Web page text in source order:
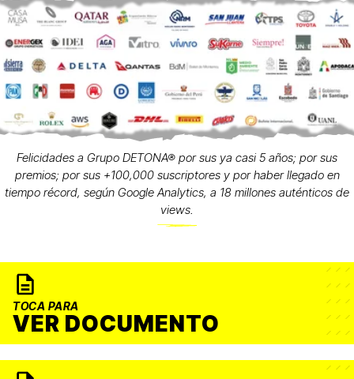
Felicidades a Grupo DETONA® por sus ya casi 5 años; por sus
premios; por sus +100,000 suscriptores y por haber llegado en
tiempo récord, según Google Analytics, a 18 millones auténticos de
views.
TOCA PARA
VER DOCUMENTO